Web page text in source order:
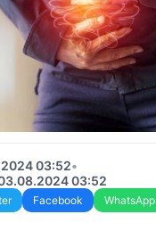
03:52•
03:52
Facebook WhatsApp